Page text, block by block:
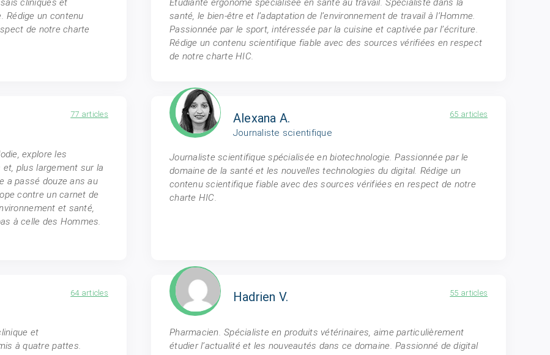
cliniques et
Rédige un contenu
de notre charte
Étudiante ergonome spécialisée en santé au travail. Spécialiste dans la
santé, le bien-être et l’adaptation de l’environnement de travail à l’Homme.
Passionnée par le sport, intéressée par la cuisine et captivée par l’écriture.
Rédige un contenu scientifique fiable avec des sources vérifiées en respect
de notre charte HIC.
77 articles
explore les
plus largement sur la
a passé douze ans au
contre un carnet de
et santé,
à celle des Hommes.
Alexana A.
Journaliste scientifique
65 articles
Journaliste scientifique spécialisée en biotechnologie. Passionnée par le
domaine de la santé et les nouvelles technologies du digital. Rédige un
contenu scientifique fiable avec des sources vérifiées en respect de notre
charte HIC.
64 articles
et
à quatre pattes.
Hadrien V. 55 articles
Pharmacien. Spécialiste en produits vétérinaires, aime particulièrement
étudier l’actualité et les nouveautés dans ce domaine. Passionné de digital